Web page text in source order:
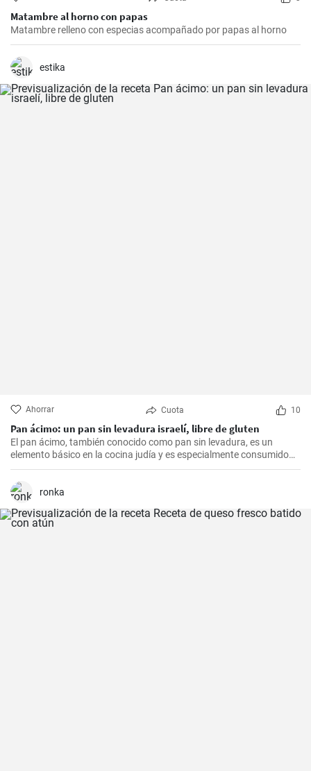
Matambre al horno con papas
Matambre relleno con especias acompañado por papas al horno
estika
Ahorrar Cuota 10
Pan ácimo: un pan sin levadura israelí, libre de gluten
El pan ácimo, también conocido como pan sin levadura, es un
elemento básico en la cocina judía y es especialmente consumido
durante Pesaj. En esta receta, te mostraré cómo hacer tu propio
pan ácimo casero de manera sencilla y deliciosa.
ronka